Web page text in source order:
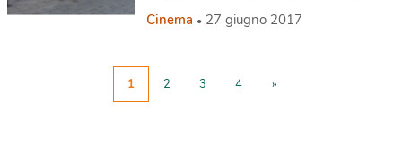
Cinema 27 giugno 2017
1 2 3 4 »